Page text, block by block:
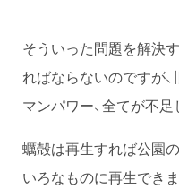
そういった問題を解決
ればならないのですが、
マンパワー、全てが不足
蠣殻は再生すれば公園の
いろなものに再生できま